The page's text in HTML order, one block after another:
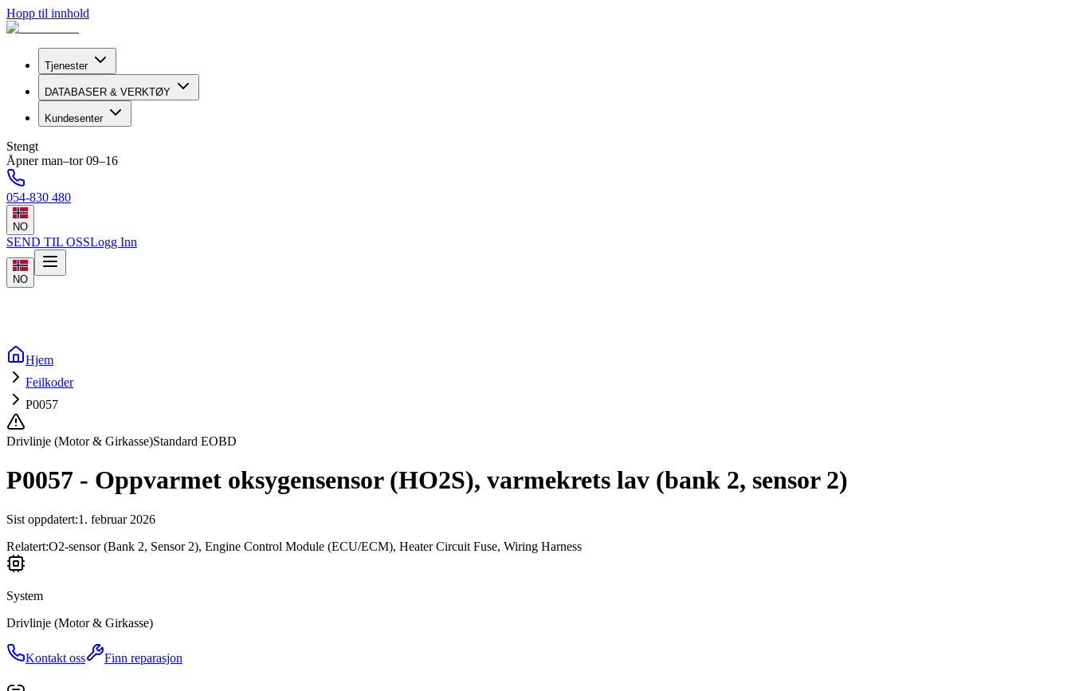
Hopp til innhold
Tjenester
DATABASER & VERKTØY
Kundesenter
Stengt
Åpner man–tor 09–16
054-830 480
NO
SEND TIL OSSLogg Inn
NO
Hjem
Feilkoder
P0057
Drivlinje (Motor & Girkasse)Standard EOBD
P0057 - Oppvarmet oksygensensor (HO2S), varmekrets lav (bank 2, sensor 2)
Sist oppdatert:1. februar 2026
Relatert:O2-sensor (Bank 2, Sensor 2), Engine Control Module (ECU/ECM), Heater Circuit Fuse, Wiring Harness
System
Drivlinje (Motor & Girkasse)
Kontakt oss Finn reparasjon